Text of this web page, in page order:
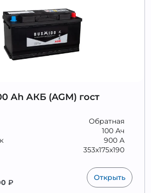
Аh АКБ (AGM) гост
Обратная
100 Ач
900 А
353x175x190
₽
Открыть